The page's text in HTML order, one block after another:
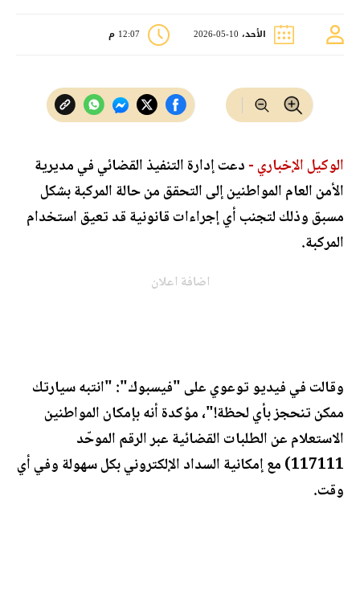
الأحد، 10-05-2026 12:07 م
الوكيل الإخباري -دعت إدارة التنفيذ القضائي في مديرية
الأمن العام المواطنين إلىالتحقق من حالة المركبة بشكل
مسبق وذلك لتجنب أي إجراءات قانونية قد تعيق استخدام
المركبة.
اضافة اعلان
وقالت في فيديو توعوي على "فيسبوك": "انتبه سيارتك
ممكن تنحجز بأي لحظة!"، مؤكدة أنه بإمكان المواطنين
الاستعلام عن الطلبات القضائية عبر الرقم الموحّد
117111) مع إمكانية السداد الإلكتروني بكل سهولة وفي أي
وقت.